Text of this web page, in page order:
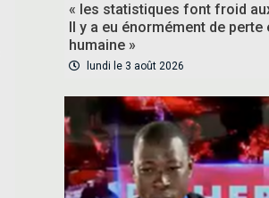
« les statistiques font froid
Il y a eu énormément de perte
humaine »
lundi le 3 août 2026